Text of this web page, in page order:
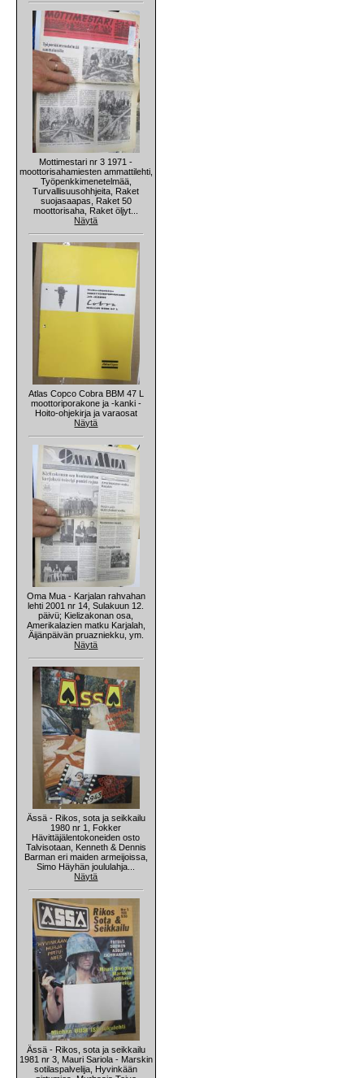
Mottimestari nr 3 1971 -
moottorisahamiesten ammattilehti,
Työpenkkimenetelmää,
Turvallisuusohhjeita, Raket
suojasaapas, Raket 50
moottorisaha, Raket öljyt...
Näytä
Atlas Copco Cobra BBM 47 L
moottoriporakone ja -kanki -
Hoito-ohjekirja ja varaosat
Näytä
Oma Mua - Karjalan rahvahan
lehti 2001 nr 14, Sulakuun 12.
päivü; Kielizakonan osa,
Amerikalazien matku Karjalah,
Äijänpäivän pruazniekku, ym.
Näytä
Ässä - Rikos, sota ja seikkailu
1980 nr 1, Fokker
Hävittäjälentokoneiden osto
Talvisotaan, Kenneth & Dennis
Barman eri maiden armeijoissa,
Simo Häyhän joululahja...
Näytä
Ässä - Rikos, sota ja seikkailu
1981 nr 3, Mauri Sariola - Marskin
sotilaspalvelija, Hyvinkään